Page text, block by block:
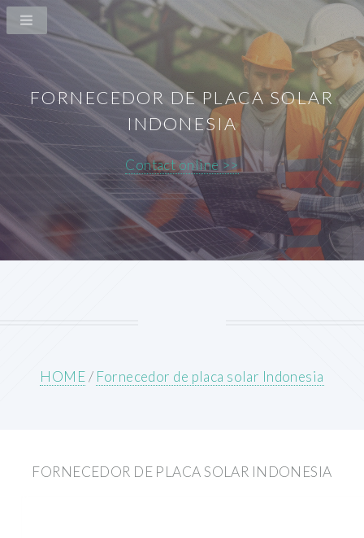
FORNECEDOR DE PLACA SOLAR
INDONESIA
Contact online >>
HOME/ Fornecedor de placa solar Indonesia
FORNECEDOR DE PLACA SOLAR INDONESIA